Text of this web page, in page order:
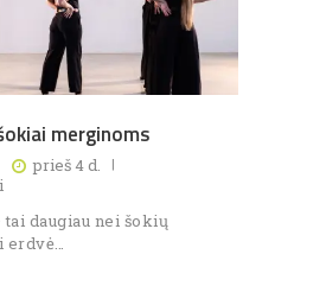
merginoms
prieš 4 d.
tai daugiau nei šokių
erdvė…